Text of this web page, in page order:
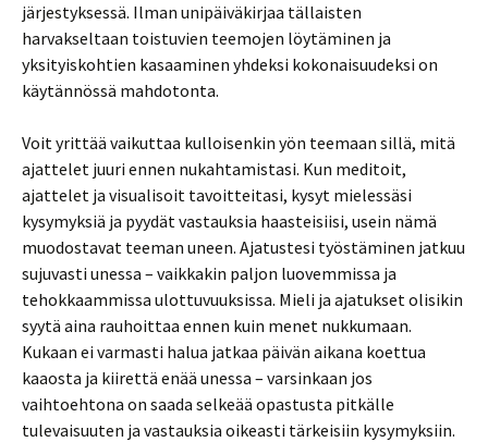
järjestyksessä. Ilman unipäiväkirjaa tällaisten
harvakseltaan toistuvien teemojen löytäminen ja
yksityiskohtien kasaaminen yhdeksi kokonaisuudeksi on
käytännössä mahdotonta.
Voit yrittää vaikuttaa kulloisenkin yön teemaan sillä, mitä
ajattelet juuri ennen nukahtamistasi. Kun meditoit,
ajattelet ja visualisoit tavoitteitasi, kysyt mielessäsi
kysymyksiä ja pyydät vastauksia haasteisiisi, usein nämä
muodostavat teeman uneen. Ajatustesi työstäminen jatkuu
sujuvasti unessa – vaikkakin paljon luovemmissa ja
tehokkaammissa ulottuvuuksissa. Mieli ja ajatukset olisikin
syytä aina rauhoittaa ennen kuin menet nukkumaan.
Kukaan ei varmasti halua jatkaa päivän aikana koettua
kaaosta ja kiirettä enää unessa – varsinkaan jos
vaihtoehtona on saada selkeää opastusta pitkälle
tulevaisuuten ja vastauksia oikeasti tärkeisiin kysymyksiin.